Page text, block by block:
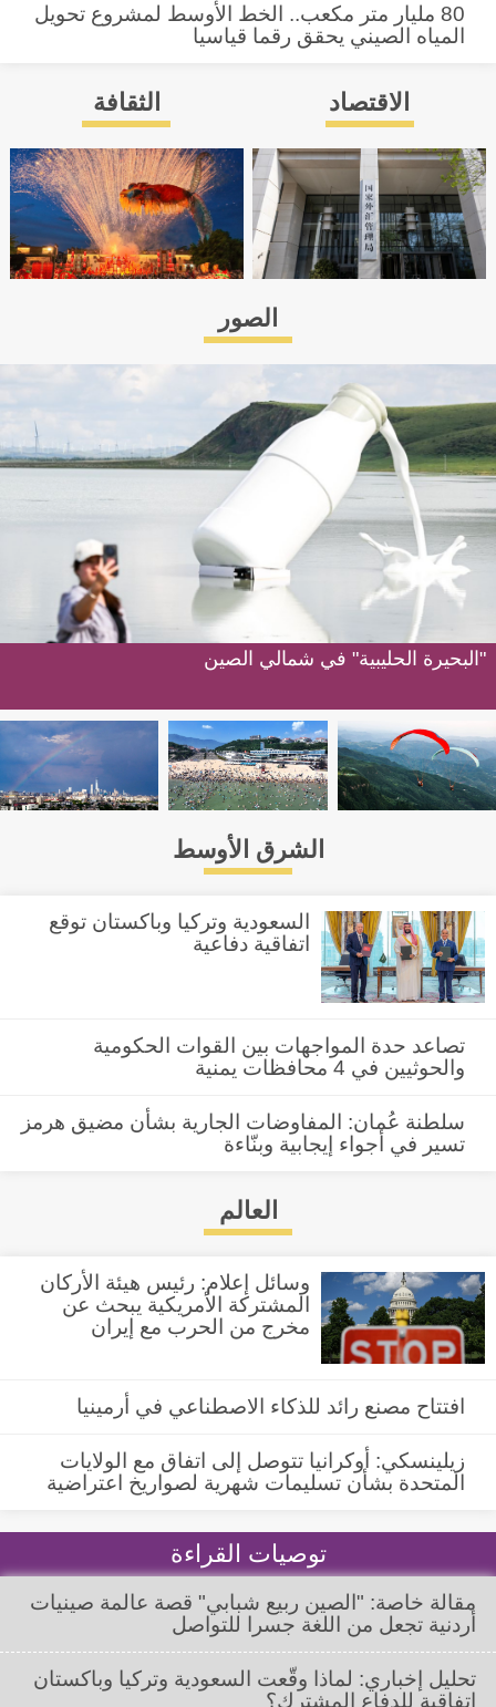
80 مليار متر مكعب.. الخط الأوسط لمشروع تحويل
المياه الصيني يحقق رقما قياسيا
الثقافة الاقتصاد
الصور
"البحيرة الحليبية" في شمالي الصين
الشرق الأوسط
السعودية وتركيا وباكستان توقع
اتفاقية دفاعية
تصاعد حدة المواجهات بين القوات الحكومية
والحوثيين في 4 محافظات يمنية
سلطنة عُمان: المفاوضات الجارية بشأن مضيق هرمز
تسير في أجواء إيجابية وبنّاءة
العالم
وسائل إعلام: رئيس هيئة الأركان
المشتركة الأمريكية يبحث عن
مخرج من الحرب مع إيران
افتتاح مصنع رائد للذكاء الاصطناعي في أرمينيا
زيلينسكي: أوكرانيا تتوصل إلى اتفاق مع الولايات
المتحدة بشأن تسليمات شهرية لصواريخ اعتراضية
توصيات القراءة
مقالة خاصة: "الصين ربيع شبابي" قصة عالمة صينيات
أردنية تجعل من اللغة جسرا للتواصل
تحليل إخباري: لماذا وقّعت السعودية وتركيا وباكستان
اتفاقية للدفاع المشترك؟